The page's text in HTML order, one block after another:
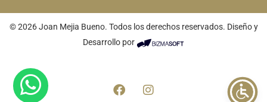
© 2026 Joan Mejia Bueno. Todos los derechos reservados. Diseño y
Desarrollo por